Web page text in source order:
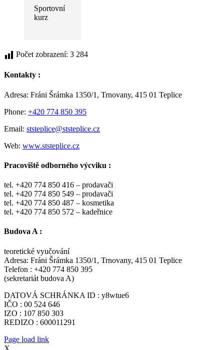
Sportovní
kurz
Počet zobrazení: 3 284
Kontakty :
Adresa: Fráni Šrámka 1350/1, Trnovany, 415 01 Teplice
Phone: +420 774 850 395
Email: ststeplice@ststeplice.cz
Web: www.ststeplice.cz
Pracoviště odborného výcviku :
tel. +420 774 850 416 – prodavači
tel. +420 774 850 549 – prodavači
tel. +420 774 850 487 – kosmetika
tel. +420 774 850 572 – kadeřnice
Budova A :
teoretické vyučování
Adresa: Fráni Šrámka 1350/1, Trnovany, 415 01 Teplice
Telefon : +420 774 850 395
(sekretariát budova A)
DATOVÁ SCHRÁNKA ID : y8wtue6
IČO : 00 524 646
IZO : 107 850 303
REDIZO : 600011291
Page load link
X